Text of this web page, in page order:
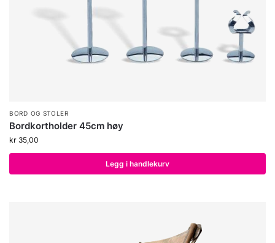
BORD OG STOLER
Bordkortholder 45cm høy
kr 35,00
Legg i handlekurv